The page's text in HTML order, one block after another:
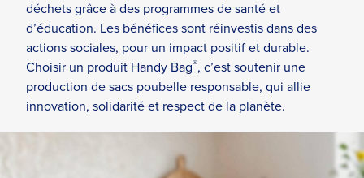
déchets grâce à des programmes de santé et
d’éducation. Les bénéfices sont réinvestis dans des
actions sociales, pour un impact positif et durable.
Choisir un produit Handy Bag®, c’est soutenir une
production de sacs poubelle responsable, qui allie
innovation, solidarité et respect de la planète.